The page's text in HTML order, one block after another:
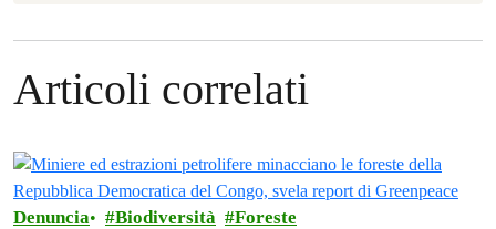
Articoli correlati
Denuncia Biodiversità Foreste